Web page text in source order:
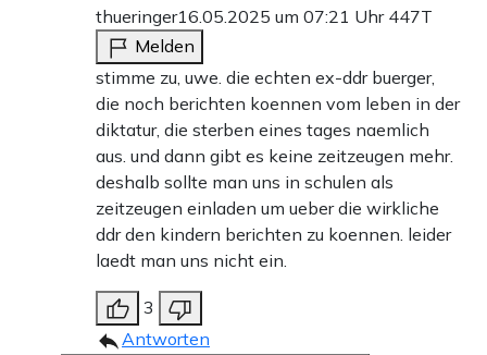
thueringer16.05.2025 um 07:21 Uhr 447T
Melden
stimme zu, uwe. die echten ex-ddr buerger,
die noch berichten koennen vom leben in der
diktatur, die sterben eines tages naemlich
aus. und dann gibt es keine zeitzeugen mehr.
deshalb sollte man uns in schulen als
zeitzeugen einladen um ueber die wirkliche
ddr den kindern berichten zu koennen. leider
laedt man uns nicht ein.
3
Antworten